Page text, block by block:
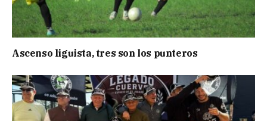
Ascenso liguista, tres son los punteros